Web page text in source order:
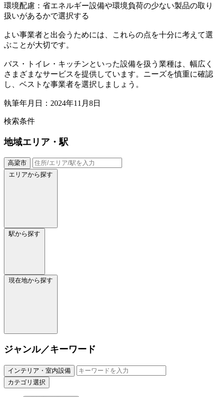
環境配慮：省エネルギー設備や環境負荷の少ない製品の取り
扱いがあるかで選択する
よい事業者と出会うためには、これらの点を十分に考えて選
ぶことが大切です。
バス・トイレ・キッチンといった設備を扱う業種は、幅広く
さまざまなサービスを提供しています。ニーズを慎重に確認
し、ベストな事業者を選択しましょう。
執筆年月日：2024年11月8日
検索条件
地域エリア・駅
高梁市
エリアから探す
駅から探す
現在地から探す
ジャンル／キーワード
インテリア・室内設備
カテゴリ選択